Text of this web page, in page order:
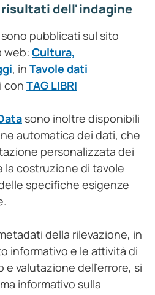
dell'indagine
pubblicati sul sito
web: Cultura,
, in Tavole dati
con TAG LIBRI
sono inoltre disponibili
automatica dei dati, che
personalizzata dei
la costruzione di tavole
specifiche esigenze
della rilevazione, in
informativo e le attività di
valutazione dell'errore, si
informativo sulla